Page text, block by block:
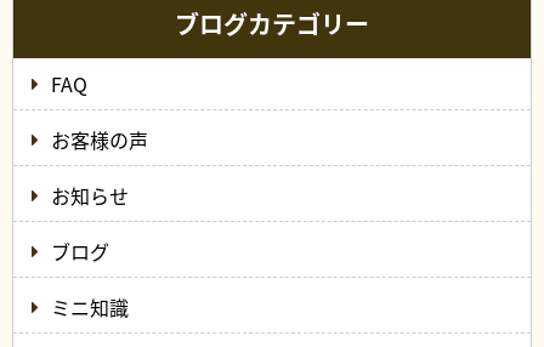
ブログカテゴリー
FAQ
お客様の声
お知らせ
ブログ
ミニ知識